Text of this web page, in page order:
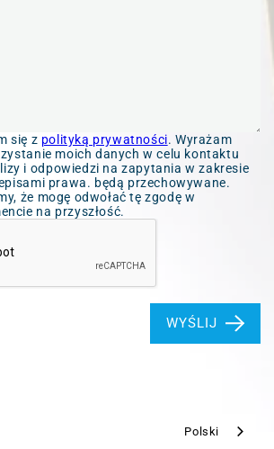
się z polityką prywatności. Wyrażam
moich danych w celu kontaktu
i odpowiedzi na zapytania w zakresie
prawa. będą przechowywane.
że mogę odwołać tę zgodę w
na przyszłość.
WYŚLIJ
Polski